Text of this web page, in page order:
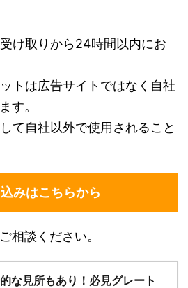
け取りから24時間以内にお
トは広告サイトではなく自社
す。
て自社以外で使用されること
みはこちらから
相談ください。
な見所もあり！必見グレート